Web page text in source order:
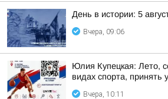
День в истории: 5
Вчера, 09:06
Юлия Купецкая: Лето,
видах спорта, принять
Вчера, 10:11